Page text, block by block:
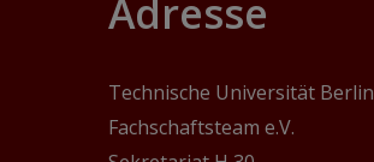
Adresse
Technische Universität Berlin
Fachschaftsteam e.V.